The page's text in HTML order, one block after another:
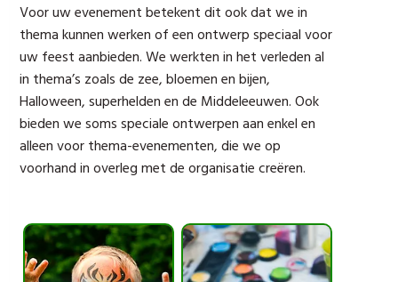
Voor uw evenement betekent dit ook dat we in
thema kunnen werken of een ontwerp speciaal voor
uw feest aanbieden. We werkten in het verleden al
in thema’s zoals de zee, bloemen en bijen,
Halloween, superhelden en de Middeleeuwen. Ook
bieden we soms speciale ontwerpen aan enkel en
alleen voor thema-evenementen, die we op
voorhand in overleg met de organisatie creëren.